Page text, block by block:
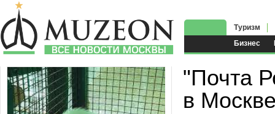
Бизнес
Туризм
"Почта
в